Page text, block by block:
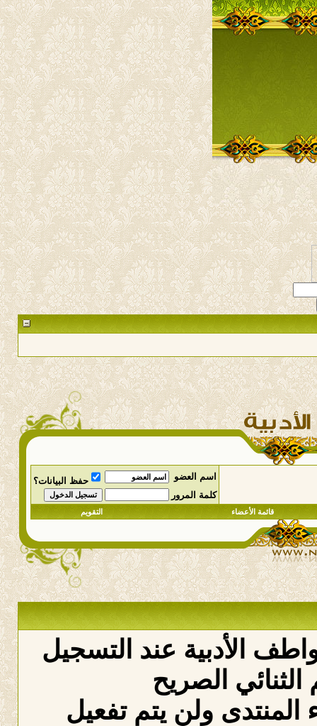
اسم العضو
حفظ البيانات؟
كلمة المرور
قائمة الأعضاء التقويم
الأدبية عند التسجيل
الصريح
ولن يتم تفعيل